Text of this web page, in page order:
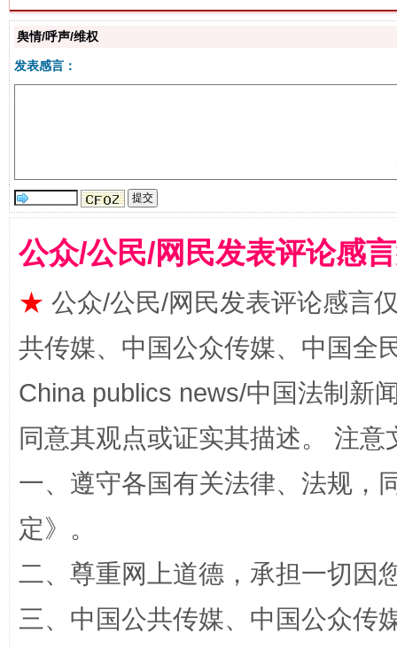
站台名比不上好声名
漫山遍野的桃花与雪山、麦地、白藏房 除
舆情/呼声/维权
发表感言：
公众/公民/网民发表评论感
★ 公众/公民/网民发表评论感言
共传媒、中国公众传媒、中国全
China publics news/中国法制新
同意其观点或证实其描述。 注
一、遵守各国有关法律、法规，
定》。
二、尊重网上道德，承担一切因
三、中国公共传媒、中国公众传